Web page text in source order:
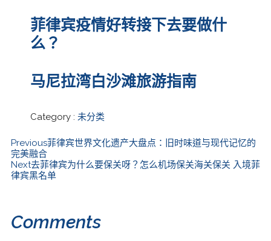
菲律宾疫情好转接下去要做什
么？
马尼拉湾白沙滩旅游指南
Category : 未分类
Previous菲律宾世界文化遗产大盘点：旧时味道与现代记忆的
完美融合
Next去菲律宾为什么要保关呀？怎么机场保关海关保关 入境菲
律宾黑名单
Comments